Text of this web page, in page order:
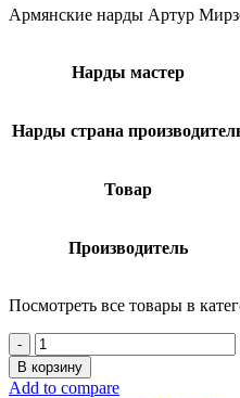
Армянские нарды Артур
Нарды мастер
Нарды страна
Товар
Производитель
Посмотреть все товары в
Количество
товара
Нарды
В корзину
Add to compare